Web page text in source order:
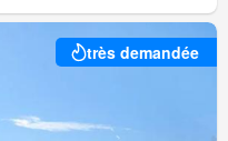
très demandée